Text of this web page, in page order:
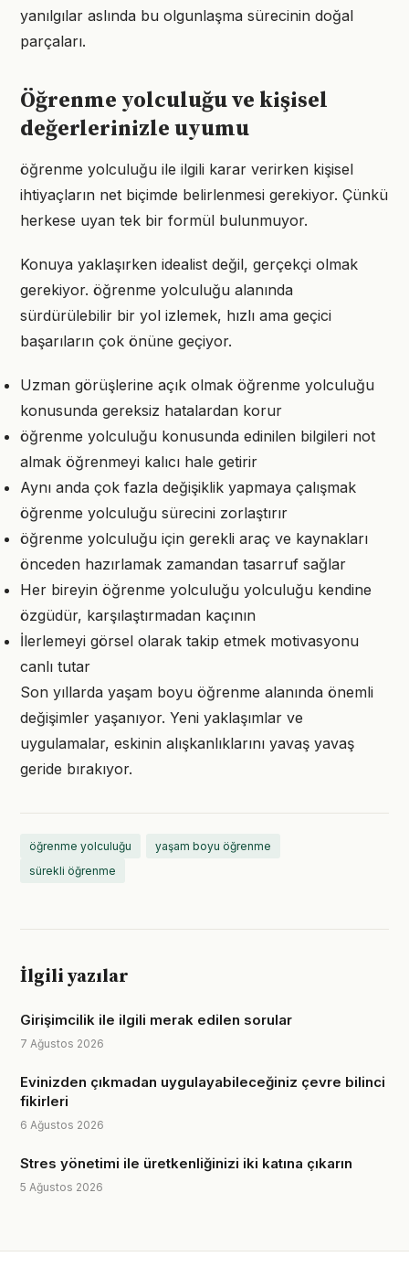
yanılgılar aslında bu olgunlaşma sürecinin doğal
parçaları.
Öğrenme yolculuğu ve kişisel
değerlerinizle uyumu
öğrenme yolculuğu ile ilgili karar verirken kişisel
ihtiyaçların net biçimde belirlenmesi gerekiyor. Çünkü
herkese uyan tek bir formül bulunmuyor.
Konuya yaklaşırken idealist değil, gerçekçi olmak
gerekiyor. öğrenme yolculuğu alanında
sürdürülebilir bir yol izlemek, hızlı ama geçici
başarıların çok önüne geçiyor.
Uzman görüşlerine açık olmak öğrenme yolculuğu
konusunda gereksiz hatalardan korur
öğrenme yolculuğu konusunda edinilen bilgileri not
almak öğrenmeyi kalıcı hale getirir
Aynı anda çok fazla değişiklik yapmaya çalışmak
öğrenme yolculuğu sürecini zorlaştırır
öğrenme yolculuğu için gerekli araç ve kaynakları
önceden hazırlamak zamandan tasarruf sağlar
Her bireyin öğrenme yolculuğu yolculuğu kendine
özgüdür, karşılaştırmadan kaçının
İlerlemeyi görsel olarak takip etmek motivasyonu
canlı tutar
Son yıllarda yaşam boyu öğrenme alanında önemli
değişimler yaşanıyor. Yeni yaklaşımlar ve
uygulamalar, eskinin alışkanlıklarını yavaş yavaş
geride bırakıyor.
öğrenme yolculuğu
yaşam boyu öğrenme
sürekli öğrenme
İlgili yazılar
Girişimcilik ile ilgili merak edilen sorular
7 Ağustos 2026
Evinizden çıkmadan uygulayabileceğiniz çevre bilinci
fikirleri
6 Ağustos 2026
Stres yönetimi ile üretkenliğinizi iki katına çıkarın
5 Ağustos 2026